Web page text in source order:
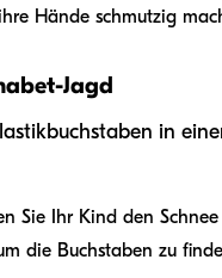
Hände schmutzig
Jagd
in
Sie Ihr Kind den Schnee
die Buchstaben zu